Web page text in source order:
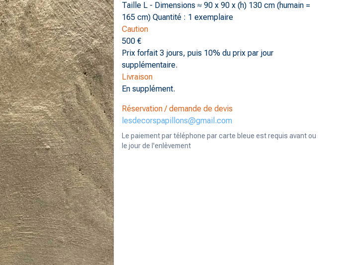
Taille L - Dimensions ≈ 90 x 90 x (h) 130 cm (humain =
165 cm) Quantité : 1 exemplaire
Caution
500 €
Prix forfait 3 jours, puis 10% du prix par jour
supplémentaire.
Livraison
En supplément.
Réservation / demande de devis
lesdecorspapillons@gmail.com
Le paiement par téléphone par carte bleue est requis avant ou
le jour de l'enlèvement